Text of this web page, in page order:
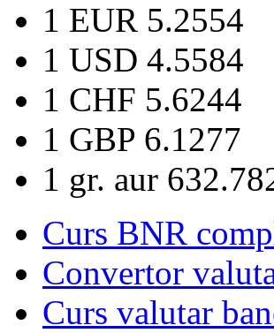
1 EUR 5.2554
1 USD 4.5584
1 CHF 5.6244
1 GBP 6.1277
1 gr. aur
Curs BNR
Convertor
Curs valutar